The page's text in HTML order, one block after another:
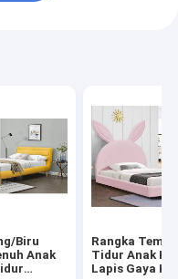
Biru
Anak
Rangka
Tidur Anak
Lapis Gaya